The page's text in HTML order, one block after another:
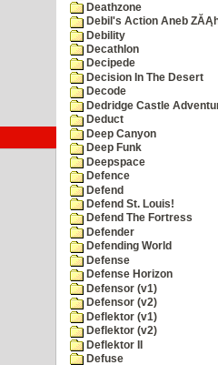
Deathzone
Debil's Action Aneb
Debility
Decathlon
Decipede
Decision In The Desert
Decode
Dedridge Castle
Deduct
Deep Canyon
Deep Funk
Deepspace
Defence
Defend
Defend St. Louis!
Defend The Fortress
Defender
Defending World
Defense
Defense Horizon
Defensor (v1)
Defensor (v2)
Deflektor (v1)
Deflektor (v2)
Deflektor II
Defuse